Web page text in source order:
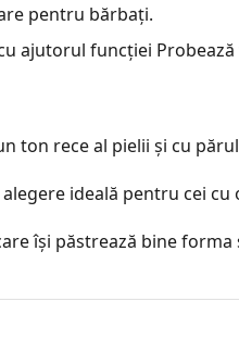
pentru bărbați.
ajutorul funcției
ton rece al pielii și cu
ideală pentru cei cu
își păstrează bine
făcută întotdeauna de